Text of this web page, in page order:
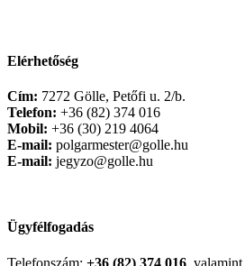
Elérhetőség
Cím: 7272 Gölle, Petőfi u. 2/b.
Telefon: +36 (82) 374 016
Mobil: +36 (30) 219 4064
E-mail: polgarmester@golle.hu
E-mail: jegyzo@golle.hu
Ügyfélfogadás
Telefonszám: +36 (82) 374 016, valamint